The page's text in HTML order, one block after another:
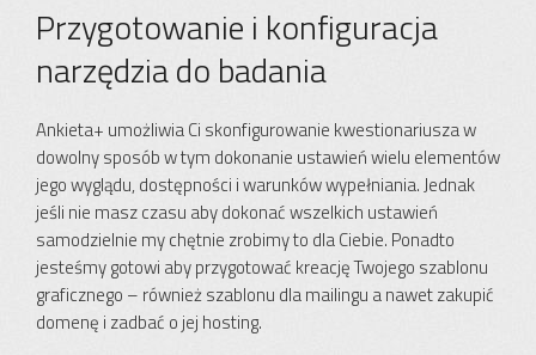
Przygotowanie i konfiguracja
narzędzia do badania
Ankieta+ umożliwia Ci skonfigurowanie kwestionariusza w
dowolny sposób w tym dokonanie ustawień wielu elementów
jego wyglądu, dostępności i warunków wypełniania. Jednak
jeśli nie masz czasu aby dokonać wszelkich ustawień
samodzielnie my chętnie zrobimy to dla Ciebie. Ponadto
jesteśmy gotowi aby przygotować kreację Twojego szablonu
graficznego – również szablonu dla mailingu a nawet zakupić
domenę i zadbać o jej hosting.